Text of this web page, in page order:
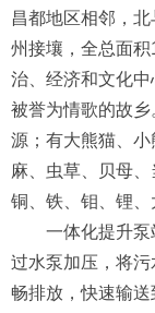
昌都地区相邻，
州接壤，全总面
治、经济和文化中
被誉为情歌的故
源；有大熊猫、
麻、虫草、贝母、
铜、铁、钼、锂、
一体化提升
过水泵加压，将
畅排放，快速输